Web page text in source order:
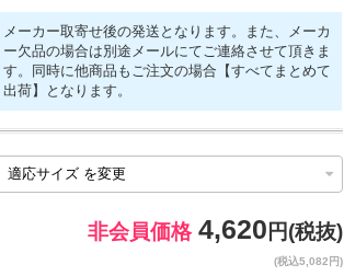
メーカー取寄せ後の発送となります。また、メーカ
ー欠品の場合は別途メールにてご連絡させて頂きま
す。同時に他商品もご注文の場合【すべてまとめて
出荷】となります。
非会員価格 4,620 円(税抜)
(税込5,082円)